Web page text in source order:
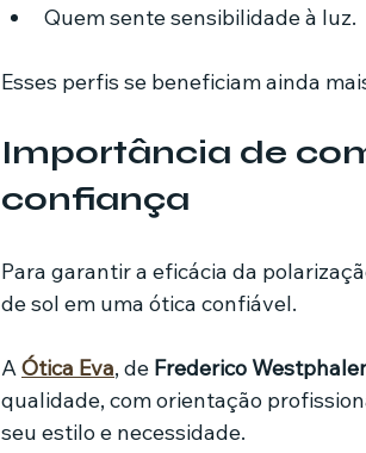
Quem sente sensibilidade à luz.
Esses perfis se beneficiam ainda
Importância de
confiança
Para garantir a eficácia da
de sol em uma ótica confiável.
A Ótica Eva, de Frederico
qualidade, com orientação
seu estilo e necessidade.